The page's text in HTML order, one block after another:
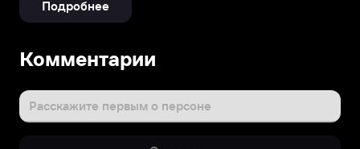
Подробнее
Комментарии
Расскажите первым о персоне